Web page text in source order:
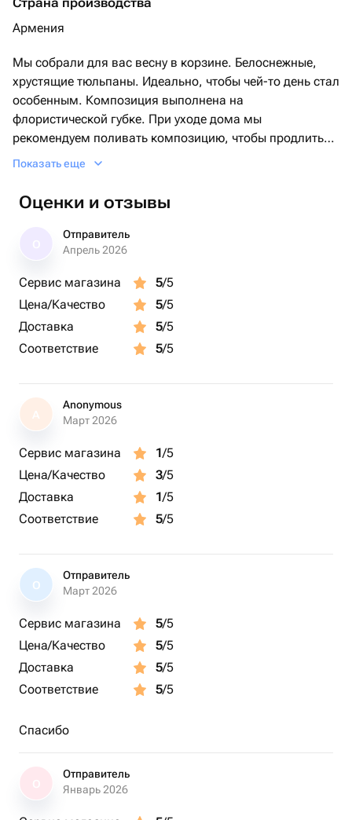
Армения
Мы собрали для вас весну в корзине. Белоснежные,
хрустящие тюльпаны. Идеально, чтобы чей-то день стал
особенным. Композиция выполнена на
флористической губке. При уходе дома мы
рекомендуем поливать композицию, чтобы продлить
стойкость цветов и радость от подарка.
Показать еще
Оценки и отзывы
Отправитель
Апрель 2026
Сервис магазина 5/5
Цена/Качество
5/5
Доставка
5/5
Соответствие
5/5
A
Anonymous
Март 2026
Сервис магазина 1/5
Цена/Качество
3/5
Доставка
1/5
Соответствие
5/5
О
Отправитель
Март 2026
Сервис магазина 5/5
Цена/Качество
5/5
Доставка
5/5
Соответствие
5/5
Спасибо
Отправитель
Январь 2026